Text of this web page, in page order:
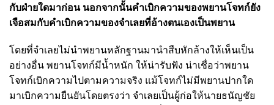
กับฝ่ายใดมาก่อน นอกจากนั้นคําเบิกความของพยานโจทก์ยัง
เจือสมกับคําเบิกความของจําเลยที่อ้างตนเองเป็นพยาน
โดยที่จําเลยไม่นําพยานหลักฐานมานําสืบหักล้างให้เห็นเป็น
อย่างอื่น พยานโจทก์มีน้ำหนัก ให้น่ารับฟัง น่าเชื่อว่าพยาน
โจทก์เบิกความไปตามความจริง แม้โจทก์ไม่มีพยานปากใด
มาเบิกความยืนยันโดยตรงว่า จําเลยเป็นผู้ก่อให้นายธนัญชัย